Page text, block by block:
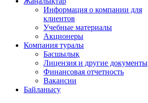
Информация о компании для
клиентов
Учебные материалы
Акционеры
Компания туралы
Басшылық
Лицензия и другие документы
Финансовая отчетность
Вакансии
Байланысу